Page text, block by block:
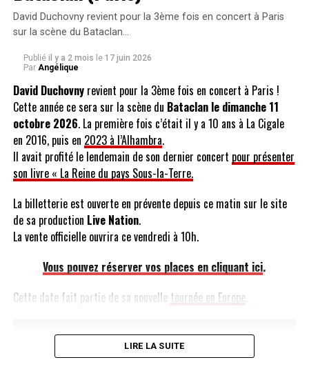
».
novembre, Montpellier le 21 novembre, Rennes le 11
Clermont-Ferrand le 23 janvier, Aix-en-Provence le 5 février,
Grenoble le 6 février, Lille le 26 février, Nice le 5 mars &
Marseille le 6 mars.
Tarifs : 30€ à Paris, 20€ en province. Offre promotionnelle : 10
000 billets à 15€.
Info-résa :www.lanuitduzapping.comet points de vente habituels
SUJETS ABORDÉS :
A LIRE AUSSI
[Dédicaces] Hugues Aufray au Virgin Grands Boulevard à
Paris, Lundi 26 octobre 2009
David Duchovny revient pour la 3ème fois en concert à Paris
sur la scène du Bataclan…
Publié il y a 2 mois le 17 juin 2026
Par Angélique
David Duchovnyrevient pour la 3ème fois en concert à Paris !
Cette année ce sera sur la scène du Bataclan le dimanche 11
octobre 2026. La première fois c’était il y a 10 ans à La Cigale
en 2016, puis en 2023 à l’Alhambra.
Il avait profité le lendemain de son dernier concert pour présenter
son livre « La Reine du pays Sous-la-Terre.
La billetterie est ouverte en prévente depuis ce matin sur le site
de sa production Live Nation.
La vente officielle ouvrira ce vendredi à 10h.
Vous pouvez réserver vos places en cliquant ici.
Cette date fait partie de sa nouvelle tournée en Europe
LIRE LA SUITE